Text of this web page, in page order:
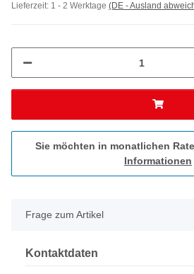
Lieferzeit: 1 - 2 Werktage (DE - Ausland
Sie möchten in monatlichen
Informationen
Frage zum Artikel
Kontaktdaten